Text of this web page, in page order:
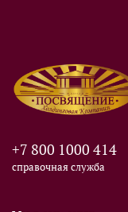
+7 800 1000 414
справочная служба